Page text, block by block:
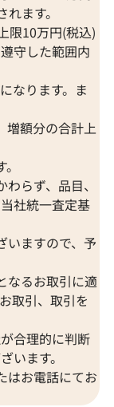
ます。
限10万円(税込)
守した範囲内
なります。ま
増額分の合計上
らず、品目、
社統一査定基
いますので、予
なるお取引に適
取引、取引を
合理的に判断
います。
はお電話にてお